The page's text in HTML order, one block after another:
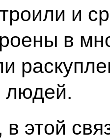
и
в
людей.
этой